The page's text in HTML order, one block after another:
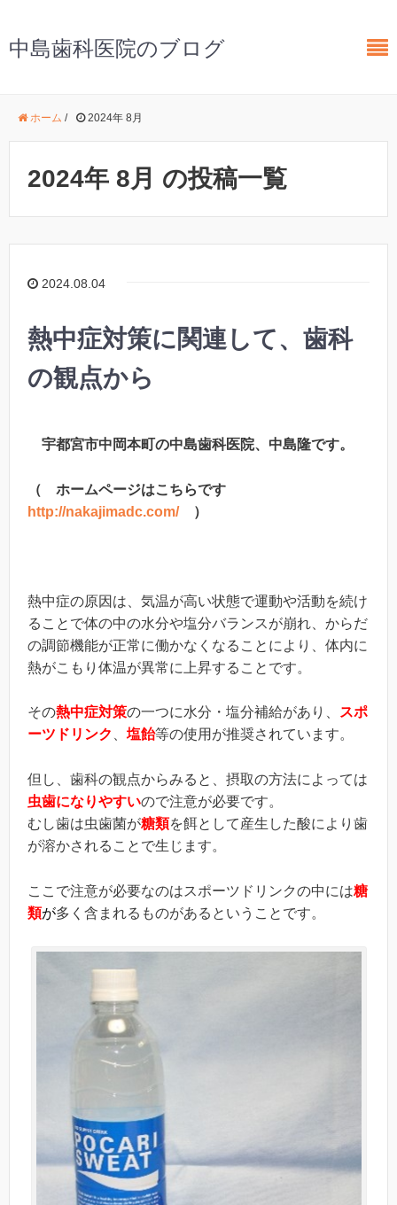
中島歯科医院のブログ
ホーム / 2024年 8月
2024年 8月 の投稿一覧
2024.08.04
熱中症対策に関連して、歯科
の観点から
宇都宮市中岡本町の中島歯科医院、中島隆です。
（ ホームページはこちらです
http://nakajimadc.com/）
熱中症の原因は、気温が高い状態で運動や活動を続け
ることで体の中の水分や塩分バランスが崩れ、からだ
の調節機能が正常に働かなくなることにより、体内に
熱がこもり体温が異常に上昇することです。
その熱中症対策の一つに水分・塩分補給があり、
スポ
ーツドリンク
塩飴等の使用が推奨されています。
但し、歯科の観点からみると、摂取の方法によっては
虫歯になりやすいので注意が必要です。
むし歯は虫歯菌が糖類を餌として産生した酸により歯
が溶かされることで生じます。
ここで注意が必要なのはスポーツドリンクの中には糖
類が多く含まれるものがあるということです。